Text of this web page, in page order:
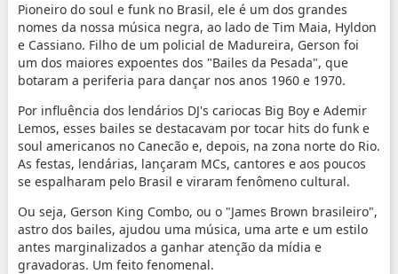
Pioneiro do soul e funk no Brasil, ele é um dos grandes
nomes da nossa música negra, ao lado de Tim Maia, Hyldon
e Cassiano. Filho de um policial de Madureira, Gerson foi
um dos maiores expoentes dos "Bailes da Pesada", que
botaram a periferia para dançar nos anos 1960 e 1970.
Por influência dos lendários DJ's cariocas Big Boy e Ademir
Lemos, esses bailes se destacavam por tocar hits do funk e
soul americanos no Canecão e, depois, na zona norte do Rio.
As festas, lendárias, lançaram MCs, cantores e aos poucos
se espalharam pelo Brasil e viraram fenômeno cultural.
Ou seja, Gerson King Combo, ou o"James Brown brasileiro",
astro dos bailes, ajudou uma música, uma arte e um estilo
antes marginalizados a ganhar atenção da mídia e
gravadoras. Um feito fenomenal.